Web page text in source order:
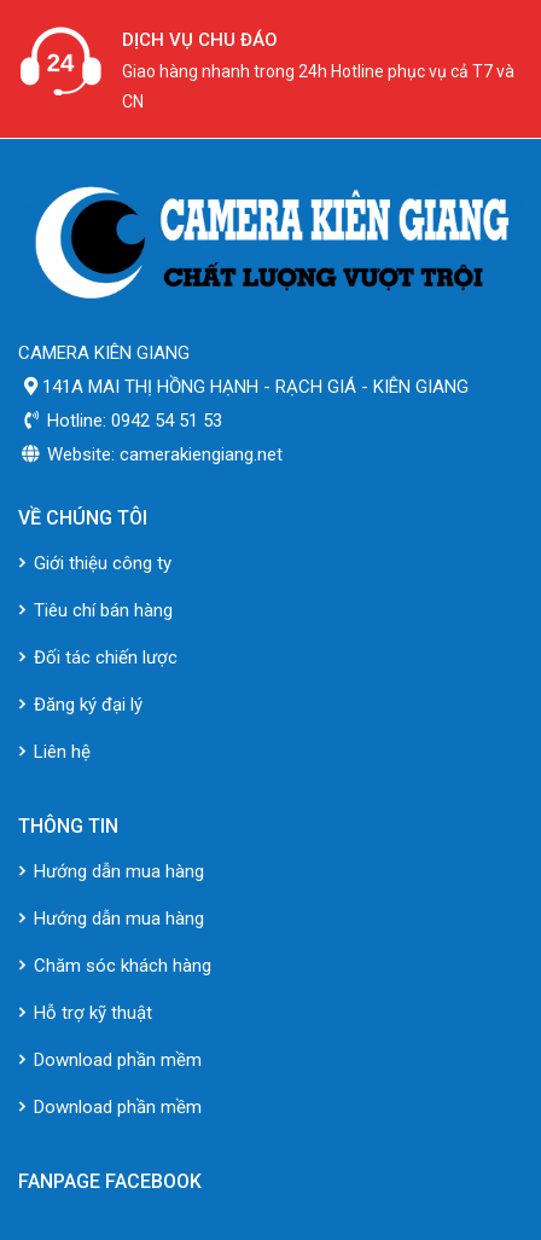
DỊCH VỤ CHU ĐÁO
Giao hàng nhanh trong 24h Hotline phục vụ cả T7 và
CN
CAMERA KIÊN GIANG
141A MAI THỊ HỒNG HẠNH - RẠCH GIÁ - KIÊN GIANG
Hotline: 0942 54 51 53
Website: camerakiengiang.net
VỀ CHÚNG TÔI
Giới thiệu công ty
Tiêu chí bán hàng
Đối tác chiến lược
Đăng ký đại lý
Liên hệ
THÔNG TIN
Hướng dẫn mua hàng
Hướng dẫn mua hàng
Chăm sóc khách hàng
Hỗ trợ kỹ thuật
Download phần mềm
Download phần mềm
FANPAGE FACEBOOK